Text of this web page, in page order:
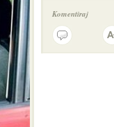
Komentiraj